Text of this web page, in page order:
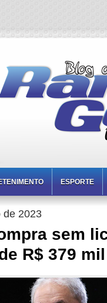
ESPORTE
de 2023
sem
R$ 379 mil